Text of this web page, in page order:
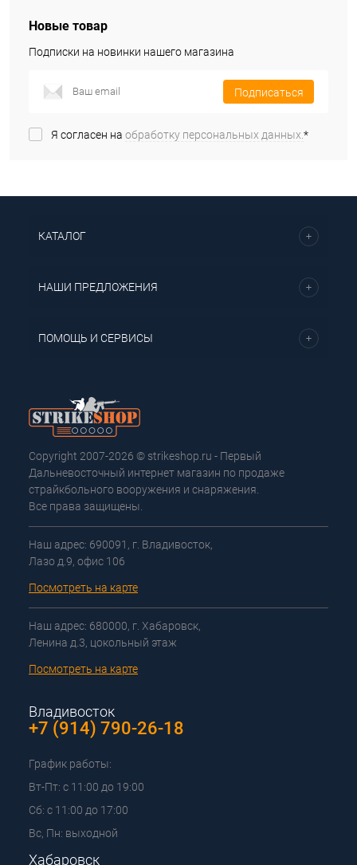
Новые товар
Подписки на новинки нашего магазина
Подписаться
Я согласен на обработку персональных данных.*
КАТАЛОГ
НАШИ ПРЕДЛОЖЕНИЯ
ПОМОЩЬ И СЕРВИСЫ
Copyright 2007-2026 © strikeshop.ru - Первый
Дальневосточный интернет магазин по продаже
страйкбольного вооружения и снаряжения.
Все права защищены.
Наш адрес: 690091, г. Владивосток,
Лазо д.9, офис 106
Посмотреть на карте
Наш адрес: 680000, г. Хабаровск,
Ленина д.3, цокольный этаж
Посмотреть на карте
Владивосток
+7 (914) 790-26-18
График работы:
Вт-Пт: с 11:00 до 19:00
Сб: с 11:00 до 17:00
Вс, Пн: выходной
Хабаровск